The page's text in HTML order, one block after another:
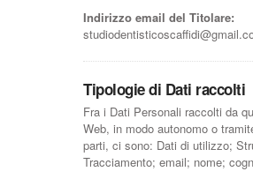
Indirizzo email del Titolare:
Tipologie di Dati raccolti
Fra i Dati Personali raccolti da
Web, in modo autonomo o
parti, ci sono: Dati di utilizzo;
Tracciamento; email; nome;